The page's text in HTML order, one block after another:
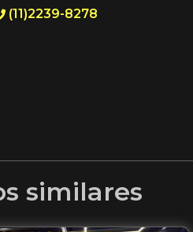
(11)2239-8278
similares